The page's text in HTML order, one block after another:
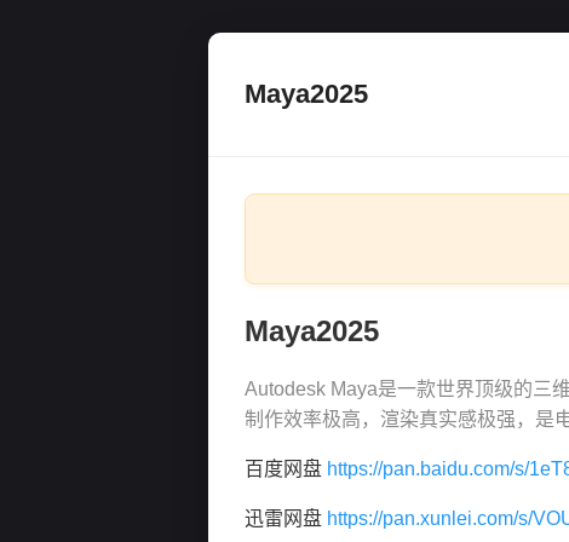
Maya2025
Maya2025
Autodesk Maya是一款世界顶级的三
制作效率极高，渲染真实感极强，是
百度网盘 https://pan.baidu.com/s/
迅雷网盘 https://pan.xunlei.com/s/